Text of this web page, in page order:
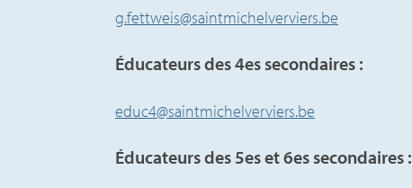
g.fettweis@saintmichelverviers.be
Éducateurs des 4es secondaires :
educ4@saintmichelverviers.be
Éducateurs des 5es et 6es secondaires :